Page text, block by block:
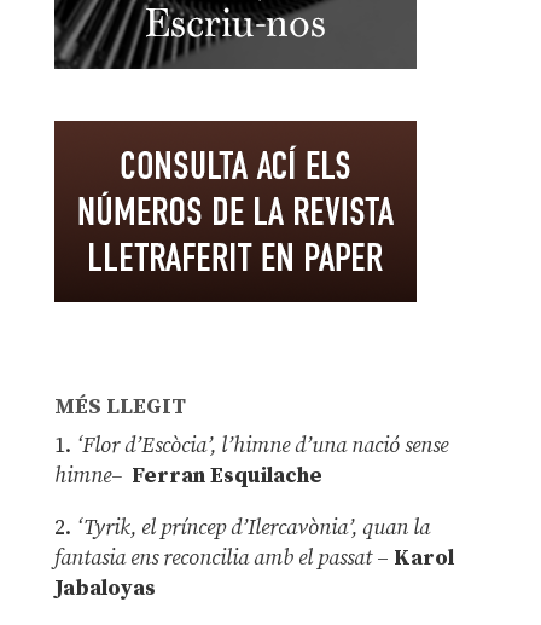
MÉS LLEGIT
1. ‘Flor d’Escòcia’, l’himne d’una nació sense
himne– Ferran Esquilache
2. ‘Tyrik, el príncep d’Ilercavònia’, quan la
fantasia ens reconcilia amb el passat– Karol
Jabaloyas